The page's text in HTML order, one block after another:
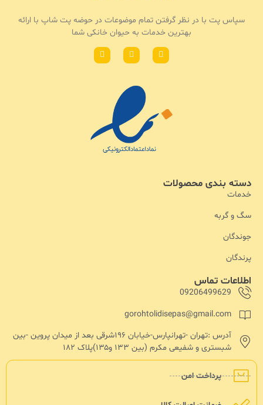
پرداخت امن
اطلاعات تماس
09206499629
gorohtolidisepas@gmail.com
آدرس :تهران -تهرانپارس-خیابان ۱۹۶شرقی بعد از میدان پروین -بین
شبستری و شفیعی مکرم (بین ۱۳۳ و۱۳۵)پلاک ۱۸۲
دسته بندی محصولات
خدمات
سگ و گربه
جوندگان
پرندگان
سپاس پت با در نظر گرفتن تمام موضوعات در حوضه پت شاپ با ارائه
بهترین خدمات به حیوان خانکی شما